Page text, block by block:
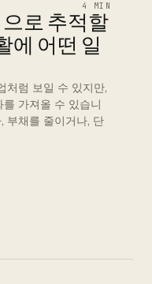
4 MIN
로 추적할
에 어떤 일
처럼 보일 수 있지만,
가져올 수 있습니
부채를 줄이거나, 단